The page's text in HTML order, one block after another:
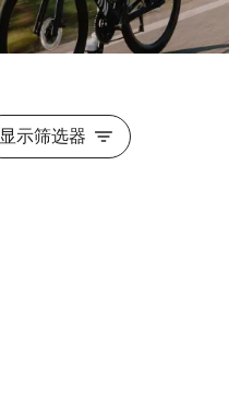
显示筛选器